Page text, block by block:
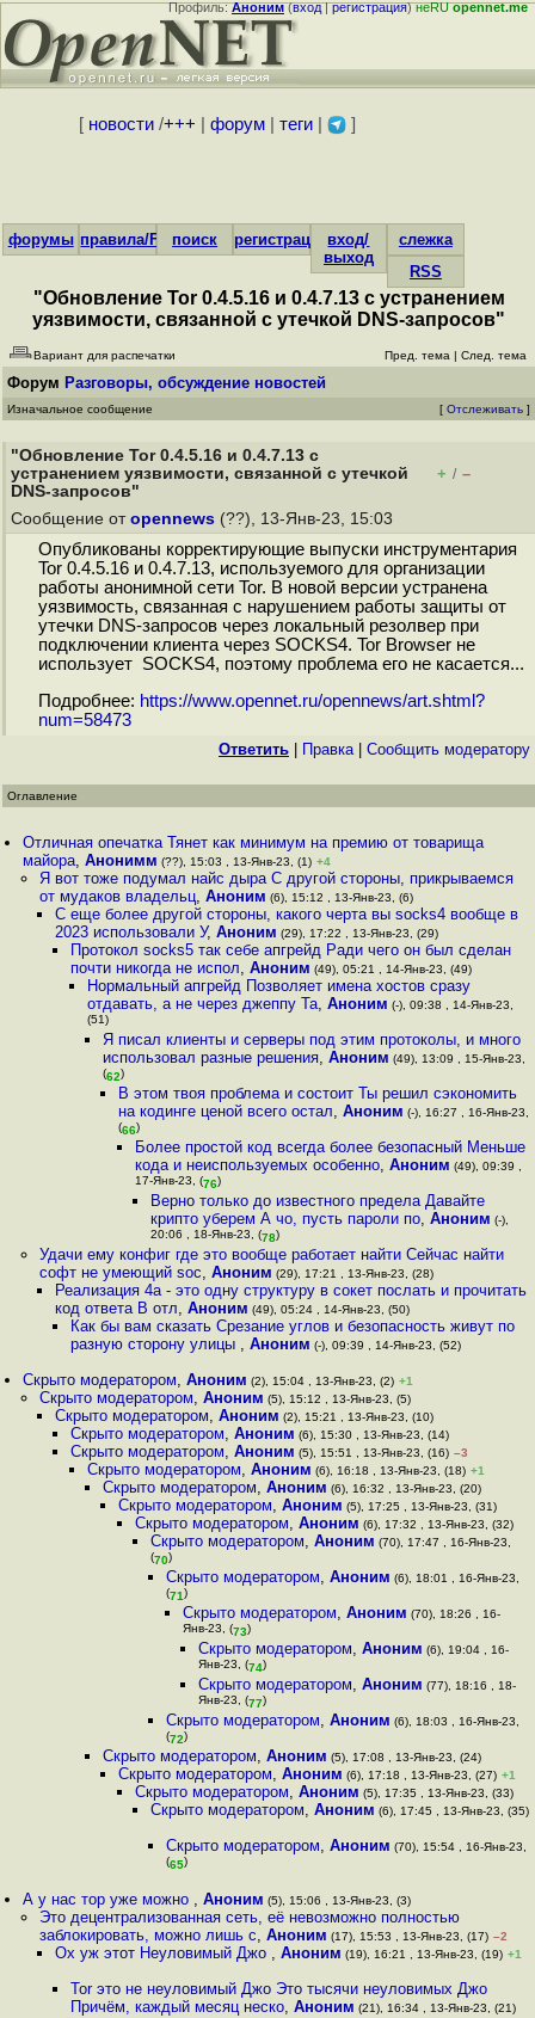
Профиль:Аноним(вход|регистрация)неRUopennet.me
[ новости/+++ форум| теги| ]
форумы правила/FAQпоиск регистрациявход/
выход
слежка
RSS
"Обновление Tor 0.4.5.16 и 0.4.7.13 с устранением
уязвимости, связанной с утечкой DNS-запросов"
Вариант для распечатки Пред. тема | След. тема
Форум Разговоры, обсуждение новостей
Изначальное сообщение [ Отслеживать ]
"Обновление Tor 0.4.5.16 и 0.4.7.13 с
устранением уязвимости, связанной с утечкой
DNS-запросов"
+ / –
Сообщение от opennews (??), 13-Янв-23, 15:03
Опубликованы корректирующие выпуски инструментария
Tor 0.4.5.16 и 0.4.7.13, используемого для организации
работы анонимной сети Tor. В новой версии устранена
уязвимость, связанная с нарушением работы защиты от
утечки DNS-запросов через локальный резолвер при
подключении клиента через SOCKS4. Tor Browser не
использует SOCKS4, поэтому проблема его не касается...
Подробнее: https://www.opennet.ru/opennews/art.shtml?
num=58473
Ответить Правка| Cообщить модератору
Оглавление
Отличная опечатка Тянет как минимум на премию от товарища
майора,Анонимм (??), 15:03 , 13-Янв-23, (1) +4
Я вот тоже подумал найс дыра С другой стороны, прикрываемся
от мудаков владельц, Аноним (6), 15:12 , 13-Янв-23, (6)
С еще более другой стороны, какого черта вы socks4 вообще в
2023 использовали У, Аноним (29), 17:22 , 13-Янв-23, (29)
Протокол socks5 так себе апгрейд Ради чего он был сделан
почти никогда не испол,Аноним (49), 05:21 , 14-Янв-23, (49)
Нормальный апгрейд Позволяет имена хостов сразу
отдавать, а не через джеппу Та, Аноним (-), 09:38 , 14-Янв-23,
(51)
Я писал клиенты и серверы под этим протоколы, и много
использовал разные решения, Аноним (49), 13:09 , 15-Янв-23,
(62)
В этом твоя проблема и состоит Ты решил сэкономить
на кодинге ценой всего остал,Аноним (-), 16:27 , 16-Янв-23,
(66)
Более простой код всегда более безопасный Меньше
кода и неиспользуемых особенно, Аноним (49), 09:39 ,
17-Янв-23, (76)
Верно только до известного предела Давайте
крипто уберем А чо, пусть пароли по, Аноним (-),
20:06 , 18-Янв-23, (78)
Удачи ему конфиг где это вообще работает найти Сейчас найти
софт не умеющий soc, Аноним (29), 17:21 , 13-Янв-23, (28)
Реализация 4а - это одну структуру в сокет послать и прочитать
код ответа В отл, Аноним (49), 05:24 , 14-Янв-23, (50)
Как бы вам сказать Срезание углов и безопасность живут по
разную сторону улицы ,Аноним (-), 09:39 , 14-Янв-23, (52)
Скрыто модератором,Аноним (2), 15:04 , 13-Янв-23, (2) +1
Скрыто модератором, Аноним (5), 15:12 , 13-Янв-23, (5)
Скрыто модератором, Аноним (2), 15:21 , 13-Янв-23, (10)
Скрыто модератором,Аноним (6), 15:30 , 13-Янв-23, (14)
Скрыто модератором,Аноним (5), 15:51 , 13-Янв-23, (16) –3
Скрыто модератором, Аноним (6), 16:18 , 13-Янв-23, (18) +1
Скрыто модератором, Аноним (6), 16:32 , 13-Янв-23, (20)
Скрыто модератором,Аноним (5), 17:25 , 13-Янв-23, (31)
Скрыто модератором, Аноним (6), 17:32 , 13-Янв-23, (32)
Скрыто модератором, Аноним (70), 17:47 , 16-Янв-23,
(70)
Скрыто модератором,Аноним (6), 18:01 , 16-Янв-23,
(71)
Скрыто модератором, Аноним (70), 18:26 , 16-
Янв-23, (73)
Скрыто модератором, Аноним (6), 19:04 , 16-
Янв-23, (74)
Скрыто модератором, Аноним (77), 18:16 , 18-
Янв-23, (77)
Скрыто модератором,Аноним (6), 18:03 , 16-Янв-23,
(72)
Скрыто модератором, Аноним (5), 17:08 , 13-Янв-23, (24)
Скрыто модератором,Аноним (6), 17:18 , 13-Янв-23, (27) +1
Скрыто модератором, Аноним (5), 17:35 , 13-Янв-23, (33)
Скрыто модератором, Аноним (6), 17:45 , 13-Янв-23, (35)
Скрыто модератором,Аноним (70), 15:54 , 16-Янв-23,
(65)
А у нас тор уже можно ,Аноним (5), 15:06 , 13-Янв-23, (3)
Это децентрализованная сеть, её невозможно полностью
заблокировать, можно лишь с, Аноним (17), 15:53 , 13-Янв-23, (17) –2
Ох уж этот Неуловимый Джо , Аноним (19), 16:21 , 13-Янв-23, (19) +1
Tor это не неуловимый Джо Это тысячи неуловимых Джо
Причём, каждый месяц неско,Аноним (21), 16:34 , 13-Янв-23, (21)